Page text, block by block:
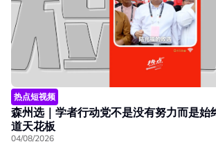
热点短视频
森州选｜学者行动党不是没有努力而是始
道天花板
04/08/2026